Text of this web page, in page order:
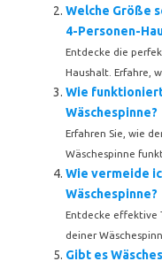
Welche Größe
4-Personen-
Entdecke die
Haushalt. Erfahre,
Wie
Wäschespinne?
Erfahren Sie, wie
Wäschespinne
Wie vermeide
Wäschespinne?
Entdecke effektive
deiner
Gibt es